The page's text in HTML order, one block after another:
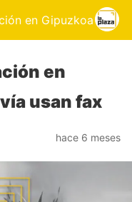
en Gipuzkoa
en
usan fax
hace 6 meses